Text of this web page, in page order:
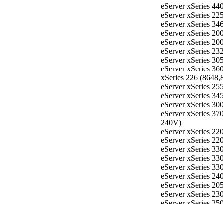
eServer xSeries
eServer xSeries
eServer xSeries
eServer xSeries
eServer xSeries
eServer xSeries
eServer xSeries
eServer xSeries
xSeries 226
eServer xSeries
eServer xSeries
eServer xSeries
eServer xSeries
240V)
eServer xSeries
eServer xSeries
eServer xSeries
eServer xSeries
eServer xSeries
eServer xSeries
eServer xSeries
eServer xSeries